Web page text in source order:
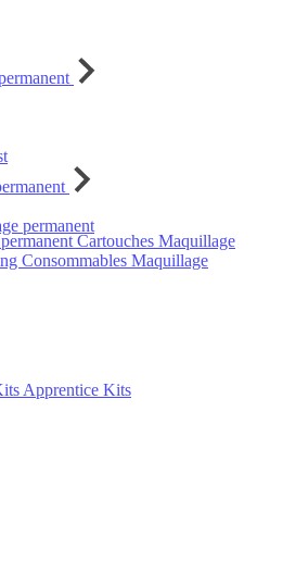
permanent
Cartouches Maquillage
Consommables Maquillage
Apprentice Kits